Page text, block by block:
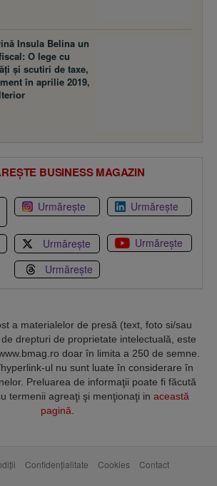
Insula Belina un
O lege cu
şi scutiri de taxe,
în aprilie 2019,
BUSINESS MAGAZIN
Urmărește Urmărește
Urmărește
Urmărește
Urmărește
a materialelor de presă (text, foto si/sau
drepturi de proprietate intelectuală, este
doar în limita a 250 de semne.
ul nu sunt luate în considerare în
Preluarea de informaţii poate fi făcută
termenii agreaţi şi menţionaţi in această
pagină
Confidențialitate Cookies Contact